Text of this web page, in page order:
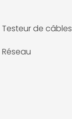
Testeur de câbles
Réseau